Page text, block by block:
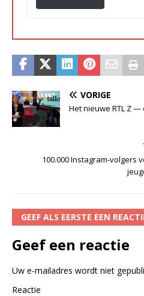
VORIGE
Het nieuwe RTL Z
100.000 Instagram-volgers
GEEF ALS EERSTE EEN
Geef een reactie
Uw e-mailadres wordt niet
Reactie